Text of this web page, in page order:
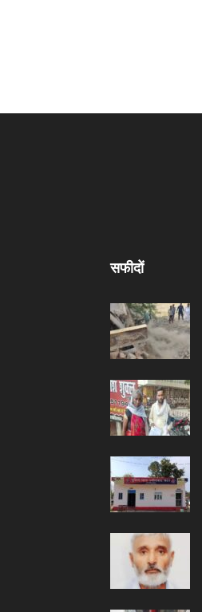
सफीदों